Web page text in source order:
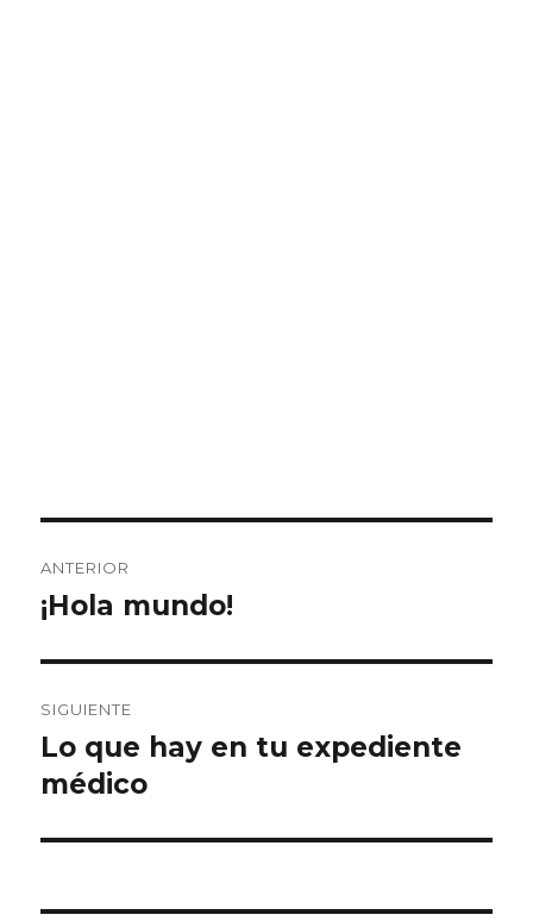
de
ANTERIOR
Entrada
¡Hola mundo!
SIGUIENTE
Siguiente
entrada:
Lo que hay en tu expediente
médico